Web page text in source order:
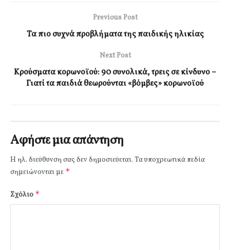
Previous Post
Τα πιο συχνά προβλήματα της παιδικής ηλικίας
Next Post
Κρούσματα κορωνοϊού: 90 συνολικά, τρεις σε κίνδυνο –
Γιατί τα παιδιά θεωρούνται «βόμβες» κορωνοϊού
Αφήστε μια απάντηση
Η ηλ. διεύθυνση σας δεν δημοσιεύεται. Τα υποχρεωτικά πεδία
σημειώνονται με *
Σχόλιο *